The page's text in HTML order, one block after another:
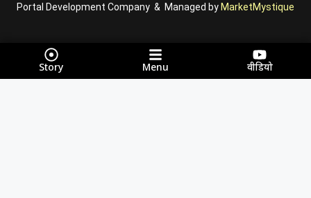
Portal Development Company & Managed byMarketMystique
Story Menu वीडियो